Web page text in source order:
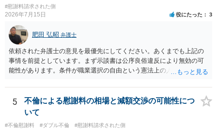
と思います。 そのうえで、合意できるかは、相手も納得できるか
否かにかかってはきますが。 ４ 質問④ ご記載の内容からは判断
できないのですが、 清算条項を記載しないで合意することはリス
クがありますので、むしろ、原則としては、清算条項を記載するべき
であるとお考えいただくといいです。 ご質問に対する回答は以上で
すが、可能であれば、ご依頼になるかは別として、お近くの弁護士に
直接相談されて、 今後の対応についてアドバイス等を求めることを
お勧めいたします。 ご参考にしていただければ幸いです。
#慰謝料請求された側
2026年7月15日 役にたった 3
肥田 弘昭 弁護士
依頼された弁護士の意見を最優先にしてください。あくまでも上記の
事情を前提としています。まず示談書は公序良俗違反により無効の可
能性があります。条件が職業選択の自由という憲法上の人権を侵害し
可能性もあるかと思います。ご参考にしてください。
5
不倫による慰謝料の相場と減額交渉の可能性につ
いて
#不倫慰謝料 #ダブル不倫 #慰謝料請求された側